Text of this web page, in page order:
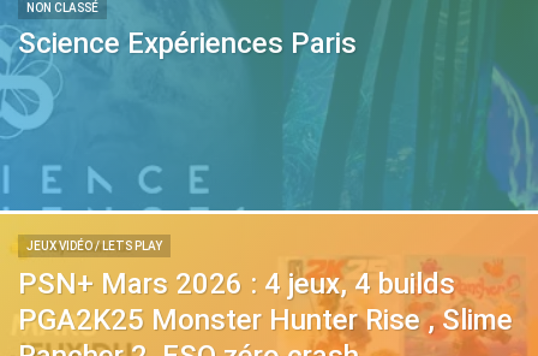
NON CLASSÉ
Science Expériences Paris
JEUX VIDÉO / LETS PLAY
PSN+ Mars 2026 : 4 jeux, 4 builds
PGA2K25 Monster Hunter Rise , Slime